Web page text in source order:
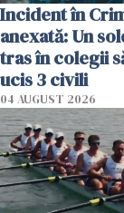
Incident în
anexată: Un
tras în colegii
ucis 3 civili
04 AUGUST 2026